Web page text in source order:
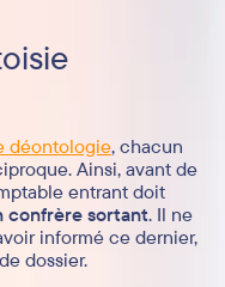
déontologie, chacun
Ainsi, avant de
entrant doit
confrère sortant. Il ne
informé ce dernier,
dossier.